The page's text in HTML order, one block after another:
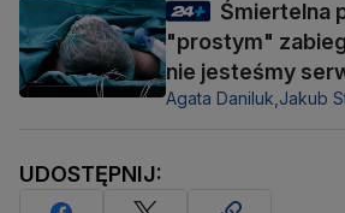
Śmiertelna
"prostym"
nie jesteśmy
Agata Daniluk, Jakub
UDOSTĘPNIJ: